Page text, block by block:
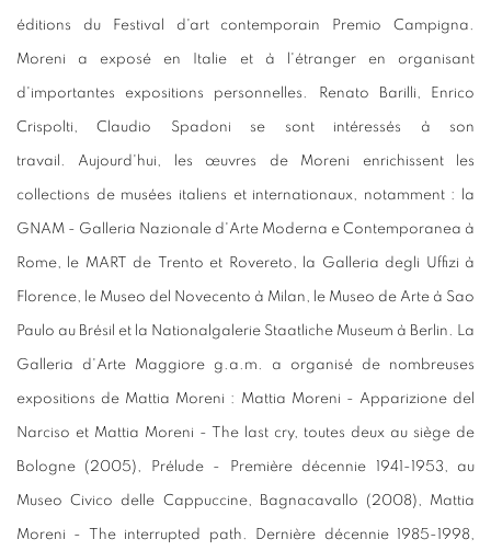
éditions du Festival d'art contemporain Premio Campigna.
Moreni a exposé en Italie et à l'étranger en organisant
d'importantes expositions personnelles. Renato Barilli, Enrico
Crispolti, Claudio Spadoni se sont intéressés à son
travail. Aujourd'hui, les œuvres de Moreni enrichissent les
collections de musées italiens et internationaux, notamment : la
GNAM - Galleria Nazionale d'Arte Moderna e Contemporanea à
Rome, le MART de Trento et Rovereto, la Galleria degli Uffizi à
Florence, le Museo del Novecento à Milan, le Museo de Arte à Sao
Paulo au Brésil et la Nationalgalerie Staatliche Museum à Berlin. La
Galleria d'Arte Maggiore g.a.m. a organisé de nombreuses
expositions de Mattia Moreni : Mattia Moreni - Apparizione del
Narciso et Mattia Moreni - The last cry, toutes deux au siège de
Bologne (2005), Prélude - Première décennie 1941-1953, au
Museo Civico delle Cappuccine, Bagnacavallo (2008), Mattia
Moreni - The interrupted path. Dernière décennie 1985-1998,